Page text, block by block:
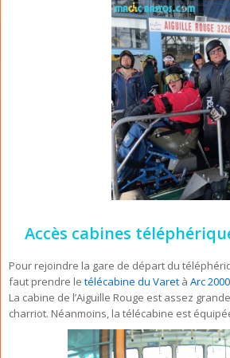
Accès cabines
Pour rejoindre la gare de départ du
faut prendre le télécabine du Varet à Arc 2000
La cabine de l’Aiguille Rouge est assez
charriot. Néanmoins, la télécabine est